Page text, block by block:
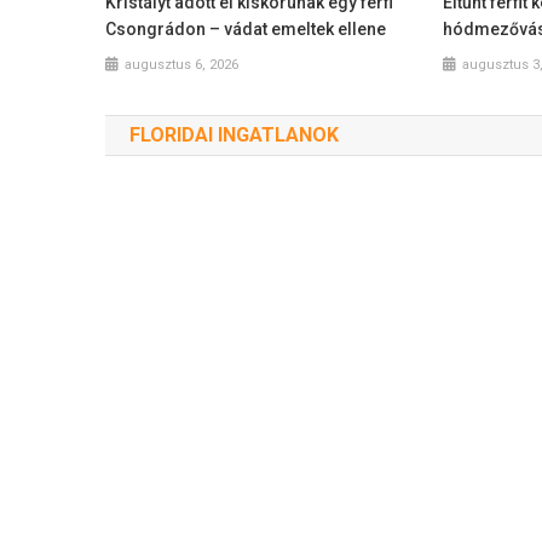
Csongrádon – vádat emeltek ellene
augusztus 6, 2026 augusztus
FLORIDAI INGATLANOK